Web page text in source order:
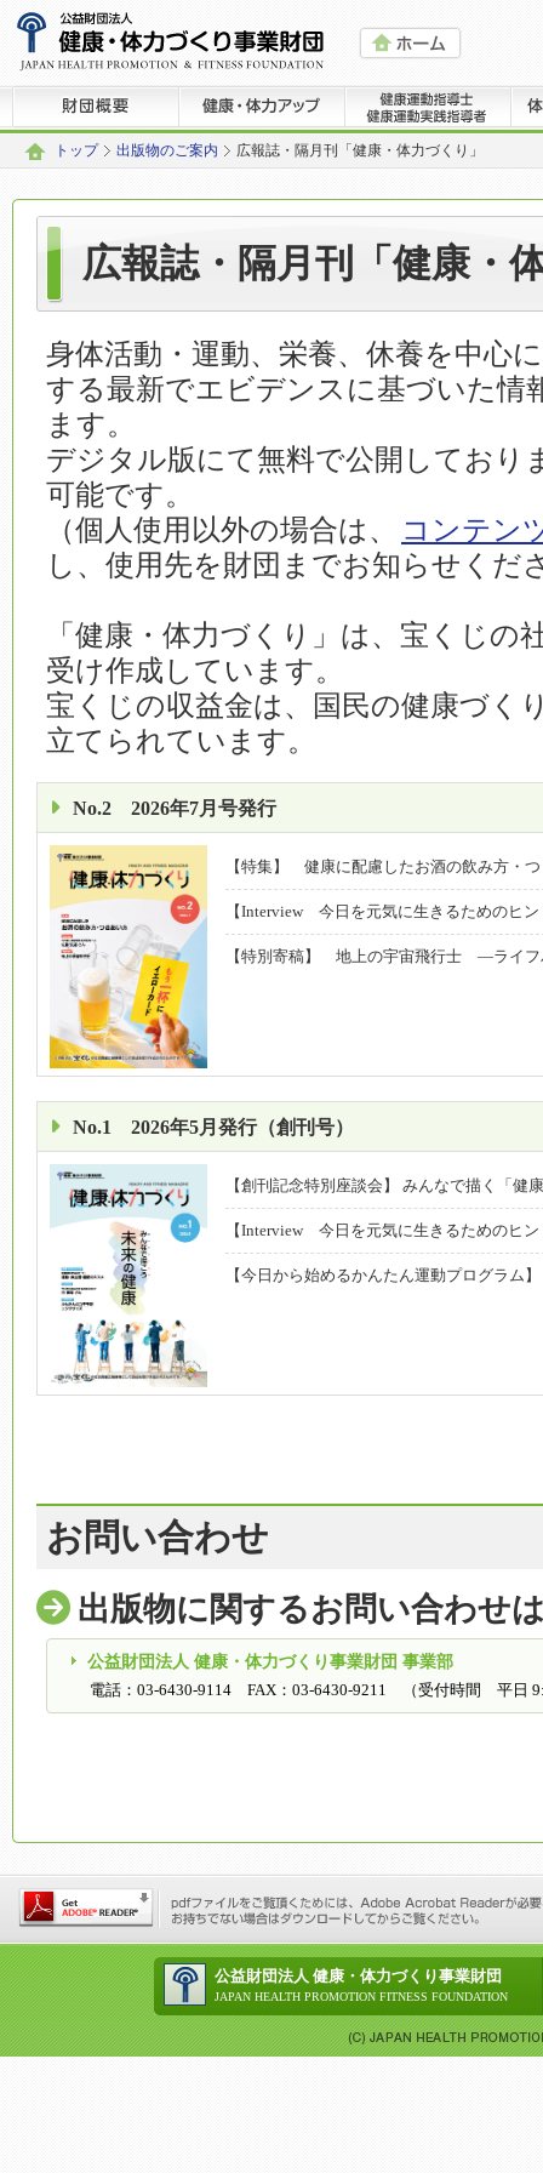
トップ 出版物のご案内 広報誌・隔月刊「健康・体力づくり」
広報誌・隔月刊「健康・
身体活動・運動、栄養、休養を中心
する最新でエビデンスに基づいた情
ます。
デジタル版にて無料で公開しており
可能です。
（個人使用以外の場合は、
コンテン
し、使用先を財団までお知らせくだ
「健康・体力づくり」は、宝くじの
受け作成しています。
宝くじの収益金は、国民の健康づく
立てられています。
No.2 2026年7月号発行
【特集】 健康に配慮したお酒の飲み方・
【Interview 今日を元気に生きるための
【特別寄稿】 地上の宇宙飛行士 ―ライ
No.1 2026年5月発行（創刊号）
【創刊記念特別座談会】 みんなで描く「健
【Interview 今日を元気に生きるためのヒ
【今日から始めるかんたん運動プログラ
お問い合わせ
出版物に関するお問い合わせ
公益財団法人 健康・体力づくり事業財団 事業部
電話：03-6430-9114 FAX：03-6430-9211 （受付時間 平日
公益財団法人 健康・体力づくり事業財団
JAPAN HEALTH PROMOTION FITNESS FOUNDATION